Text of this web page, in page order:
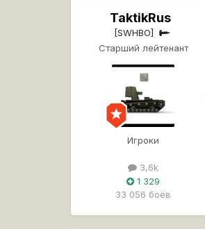
TaktikRus
[SWHBO]
Старший лейтенант
Игроки
3,6k
1 329
33 056 боёв